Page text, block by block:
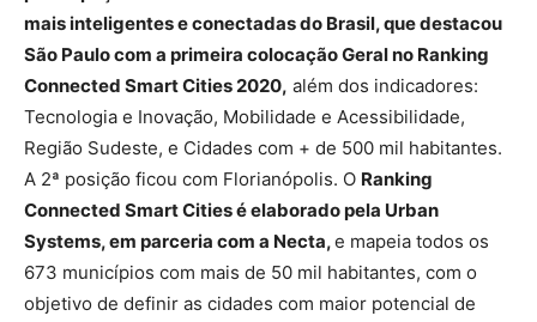
mais inteligentes e conectadas do Brasil, que destacou
São Paulo com a primeira colocação Geral no Ranking
Connected Smart Cities 2020, além dos indicadores:
Tecnologia e Inovação, Mobilidade e Acessibilidade,
Região Sudeste, e Cidades com + de 500 mil habitantes.
A 2ª posição ficou com Florianópolis. O Ranking
Connected Smart Cities é elaborado pela Urban
Systems, em parceria com a Necta,e mapeia todos os
673 municípios com mais de 50 mil habitantes, com o
objetivo de definir as cidades com maior potencial de